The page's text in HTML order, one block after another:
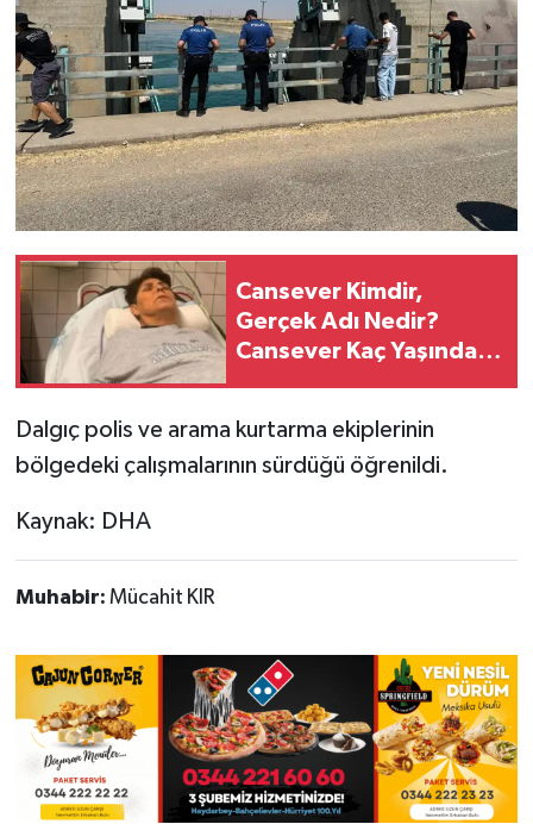
Cansever Kimdir,
Gerçek Adı Nedir?
Cansever Kaç Yaşında
Dalgıç polis ve arama kurtarma ekiplerinin
bölgedeki çalışmalarının sürdüğü öğrenildi.
Kaynak: DHA
Muhabir: Mücahit KIR